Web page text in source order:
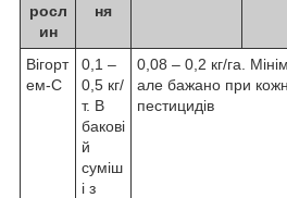
росл
ин
ня
Вігорт
ем-С
0,1 –
0,5 кг/
т. В
бакові
й
суміш
і з
0,08 – 0,2 кг/га.
але бажано при
пестицидів